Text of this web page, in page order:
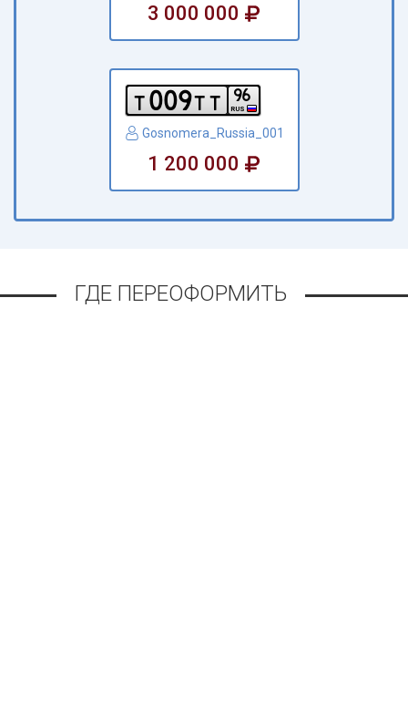
3 000 000
t009t t RUS
96
Gosnomera_Russia_001
1 200 000
ГДЕ ПЕРЕОФОРМИТЬ